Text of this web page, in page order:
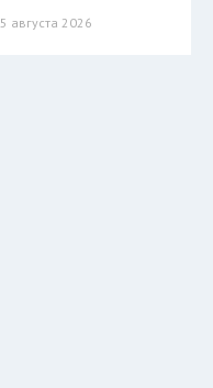
5 августа 2026